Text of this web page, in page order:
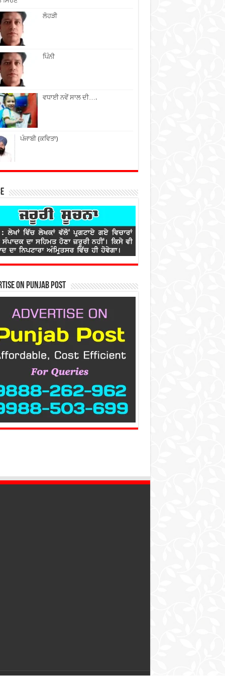
ਲੋਹੜੀ
ਪਿੰਨੀ
ਵਧਾਈ ਨਵੇਂ ਸਾਲ ਦੀ….
ਪੰਜਾਬੀ (ਕਵਿਤਾ)
on Punjab Post